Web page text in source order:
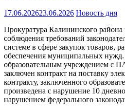
17.06.202623.06.2026 Новость дня
Прокуратура Калининского района
соблюдения требований
системе в сфере закупок товаров,
обеспечения муниципальных нужд.
образовательным учреждением с
заключен контракт на поставку
контракту, заключенного
произведена с нарушение 10
нарушением федерального